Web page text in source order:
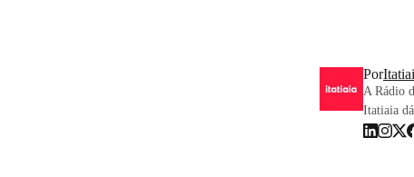
Por
A Rádio
Itatiaia